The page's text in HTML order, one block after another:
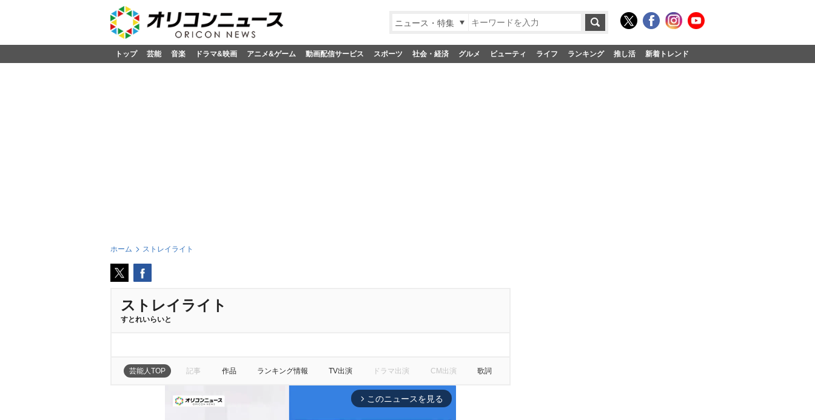
ニュース・特集
トップ 芸能 音楽 ドラマ&映画 アニメ&ゲーム 動画配信サービス スポーツ 社会・経済 グルメ ビューティ ライフ ランキング 推し活 新着トレンド
ホーム ストレイライト
ストレイライト
すとれいらいと
芸能人TOP 記事 作品 ランキング情報 TV出演 ドラマ出演 CM出演 歌詞
arrow_forward_ios このニュースを見る